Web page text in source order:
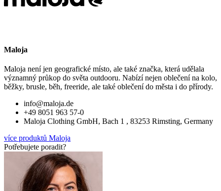
Maloja
Maloja není jen geografické místo, ale také značka, která udělala
významný průkop do světa outdooru. Nabízí nejen oblečení na kolo,
běžky, brusle, běh, freeride, ale také oblečení do města i do přírody.
info@maloja.de
+49 8051 963 57-0
Maloja Clothing GmbH, Bach 1 , 83253 Rimsting, Germany
více produktů Maloja
Potřebujete poradit?